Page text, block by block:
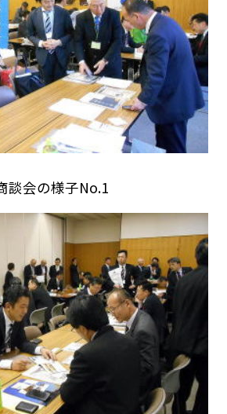
談会の様子No.1